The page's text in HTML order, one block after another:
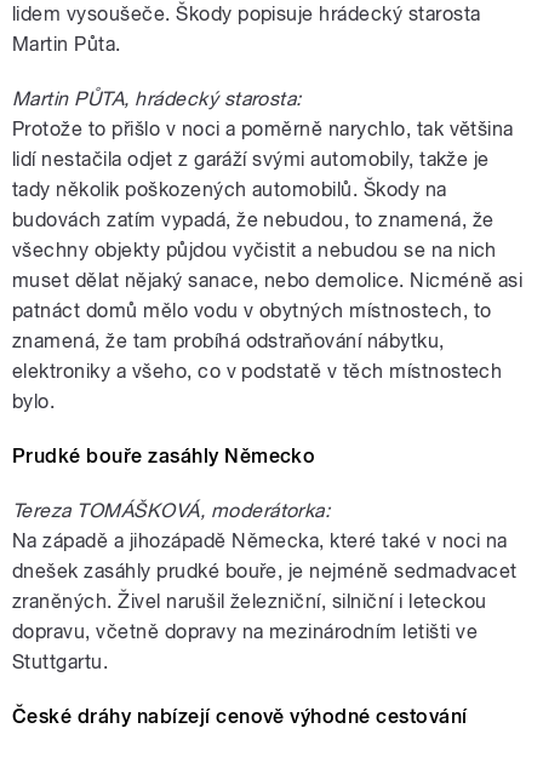
lidem vysoušeče. Škody popisuje hrádecký starosta
Martin Půta.
Martin PŮTA, hrádecký starosta:
Protože to přišlo v noci a poměrně narychlo, tak většina
lidí nestačila odjet z garáží svými automobily, takže je
tady několik poškozených automobilů. Škody na
budovách zatím vypadá, že nebudou, to znamená, že
všechny objekty půjdou vyčistit a nebudou se na nich
muset dělat nějaký sanace, nebo demolice. Nicméně asi
patnáct domů mělo vodu v obytných místnostech, to
znamená, že tam probíhá odstraňování nábytku,
elektroniky a všeho, co v podstatě v těch místnostech
bylo.
Prudké bouře zasáhly Německo
Tereza TOMÁŠKOVÁ, moderátorka:
Na západě a jihozápadě Německa, které také v noci na
dnešek zasáhly prudké bouře, je nejméně sedmadvacet
zraněných. Živel narušil železniční, silniční i leteckou
dopravu, včetně dopravy na mezinárodním letišti ve
Stuttgartu.
České dráhy nabízejí cenově výhodné cestování